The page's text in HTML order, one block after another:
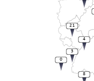
21
0
4
3
8